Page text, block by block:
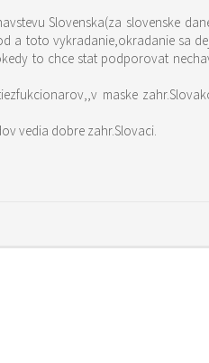
Slovenska(za slovenske
toto vykradanie,okradanie sa
to chce stat podporovat
maske
vedia dobre zahr.Slovaci.